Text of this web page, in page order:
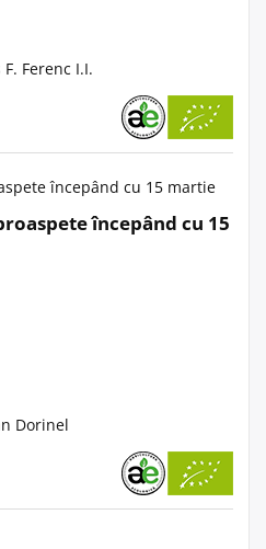
F. Ferenc I.I.
începând cu 15
Dorinel